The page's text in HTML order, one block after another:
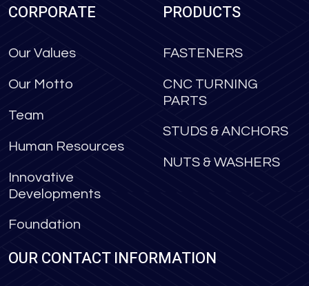
CORPORATE
Our Values
Our Motto
Team
Human Resources
Innovative
Developments
Foundation
PRODUCTS
FASTENERS
CNC TURNING
PARTS
STUDS & ANCHORS
NUTS & WASHERS
OUR CONTACT INFORMATION